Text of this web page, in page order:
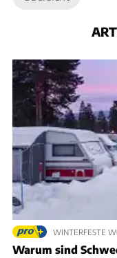
WINTERFESTE
Warum sind